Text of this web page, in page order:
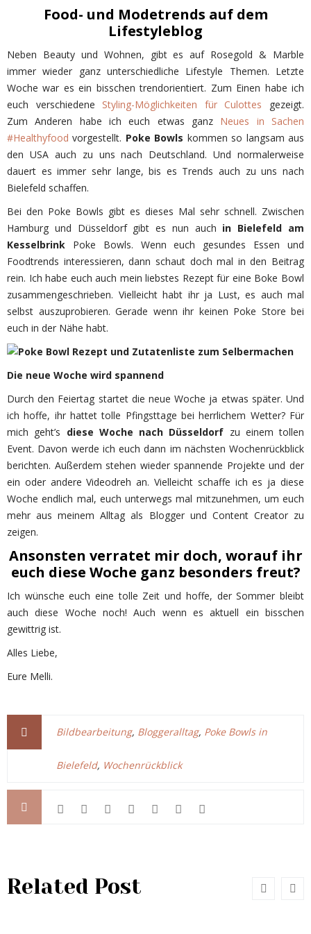
Food- und Modetrends auf dem
Lifestyleblog
Neben Beauty und Wohnen, gibt es auf Rosegold & Marble
immer wieder ganz unterschiedliche Lifestyle Themen. Letzte
Woche war es ein bisschen trendorientiert. Zum Einen habe ich
euch verschiedene Styling-Möglichkeiten für Culottes gezeigt.
Zum Anderen habe ich euch etwas ganz Neues in Sachen
#Healthyfood vorgestellt. Poke Bowls kommen so langsam aus
den USA auch zu uns nach Deutschland. Und normalerweise
dauert es immer sehr lange, bis es Trends auch zu uns nach
Bielefeld schaffen.
Bei den Poke Bowls gibt es dieses Mal sehr schnell. Zwischen
Hamburg und Düsseldorf gibt es nun auch in Bielefeld am
Kesselbrink Poke Bowls. Wenn euch gesundes Essen und
Foodtrends interessieren, dann schaut doch mal in den Beitrag
rein. Ich habe euch auch mein liebstes Rezept für eine Boke Bowl
zusammengeschrieben. Vielleicht habt ihr ja Lust, es auch mal
selbst auszuprobieren. Gerade wenn ihr keinen Poke Store bei
euch in der Nähe habt.
Die neue Woche wird spannend
Durch den Feiertag startet die neue Woche ja etwas später. Und
ich hoffe, ihr hattet tolle Pfingsttage bei herrlichem Wetter? Für
mich geht’s diese Woche nach Düsseldorf zu einem tollen
Event. Davon werde ich euch dann im nächsten Wochenrückblick
berichten. Außerdem stehen wieder spannende Projekte und der
ein oder andere Videodreh an. Vielleicht schaffe ich es ja diese
Woche endlich mal, euch unterwegs mal mitzunehmen, um euch
mehr aus meinem Alltag als Blogger und Content Creator zu
zeigen.
Ansonsten verratet mir doch, worauf ihr
euch diese Woche ganz besonders freut?
Ich wünsche euch eine tolle Zeit und hoffe, der Sommer bleibt
auch diese Woche noch! Auch wenn es aktuell ein bisschen
gewittrig ist.
Alles Liebe,
Eure Melli.
Bildbearbeitung, Bloggeralltag, Poke Bowls in
Bielefeld, Wochenrückblick
Related Post